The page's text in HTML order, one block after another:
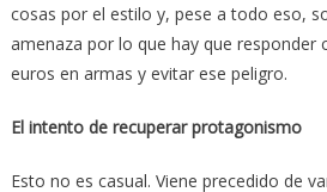
cosas por el estilo y, pese a todo eso,
amenaza por lo que hay que responder
euros en armas y evitar ese peligro.
El intento de recuperar protagonismo
Esto no es casual. Viene precedido de